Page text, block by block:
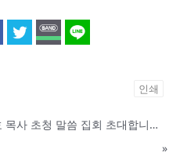
인쇄
[시애틀 평강 장로교회] 김은호 목사 초청 말씀 집회 초대합니다 5/3-5
»